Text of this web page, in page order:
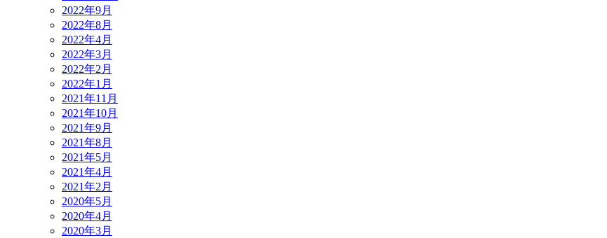
2022年9月
2022年8月
2022年4月
2022年3月
2022年2月
2022年1月
2021年11月
2021年10月
2021年9月
2021年8月
2021年5月
2021年4月
2021年2月
2020年5月
2020年4月
2020年3月